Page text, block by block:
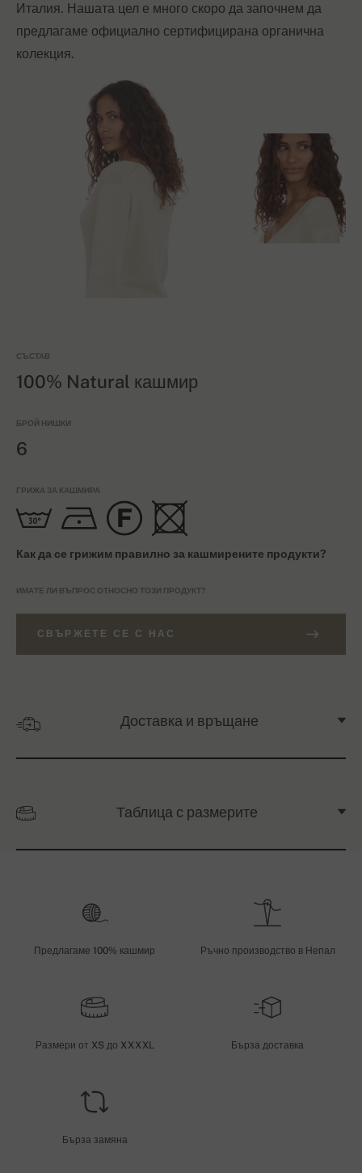
Италия. Нашата цел е много скоро да започнем да
предлагаме официално сертифицирана органична
колекция.
СЪСТАВ
100% Natural кашмир
БРОЙ НИШКИ
6
ГРИЖА ЗА КАШМИРА
Как да се грижим правилно за кашмирените продукти?
ИМАТЕ ЛИ ВЪПРОС ОТНОСНО ТОЗИ ПРОДУКТ?
СВЪРЖЕТЕ СЕ С НАС
Доставка и връщане
Таблица с размерите
Предлагаме 100% кашмир Ръчно производство в Непал
Размери от XS до XXXXL Бърза доставка
Бърза замяна